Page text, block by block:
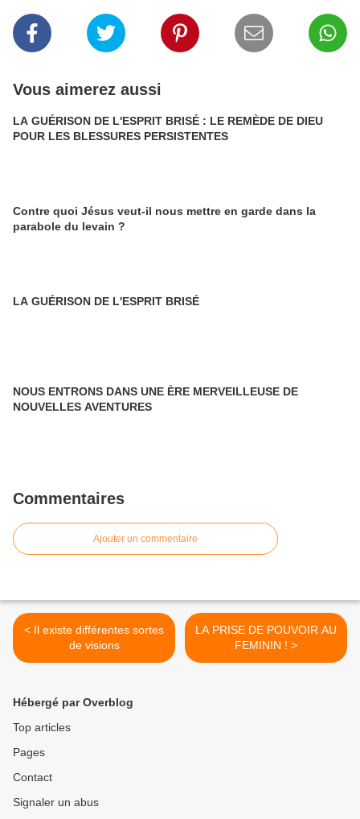
Vous aimerez aussi
LA GUÉRISON DE L'ESPRIT BRISÉ : LE REMÈDE DE DIEU
POUR LES BLESSURES PERSISTENTES
Contre quoi Jésus veut-il nous mettre en garde dans la
parabole du levain ?
LA GUÉRISON DE L'ESPRIT BRISÉ
NOUS ENTRONS DANS UNE ÈRE MERVEILLEUSE DE
NOUVELLES AVENTURES
Commentaires
Ajouter un commentaire
< Il existe différentes sortes
de visions
LA PRISE DE POUVOIR AU
FEMININ ! >
Hébergé par Overblog
Top articles
Pages
Contact
Signaler un abus